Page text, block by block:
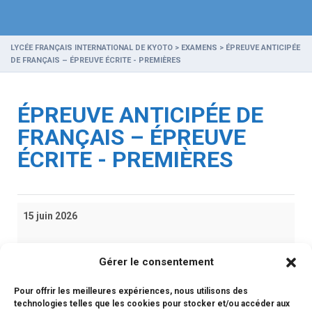
Gérer le consentement
Pour offrir les meilleures expériences, nous utilisons des
technologies telles que les cookies pour stocker et/ou accéder aux
LYCÉE FRANÇAIS INTERNATIONAL DE KYOTO > EXAMENS > ÉPREUVE ANTICIPÉE
DE FRANÇAIS – ÉPREUVE ÉCRITE - PREMIÈRES
ÉPREUVE ANTICIPÉE DE
FRANÇAIS – ÉPREUVE
ÉCRITE - PREMIÈRES
Épreuve
épreuve
écrite
15 juin 2026
Google